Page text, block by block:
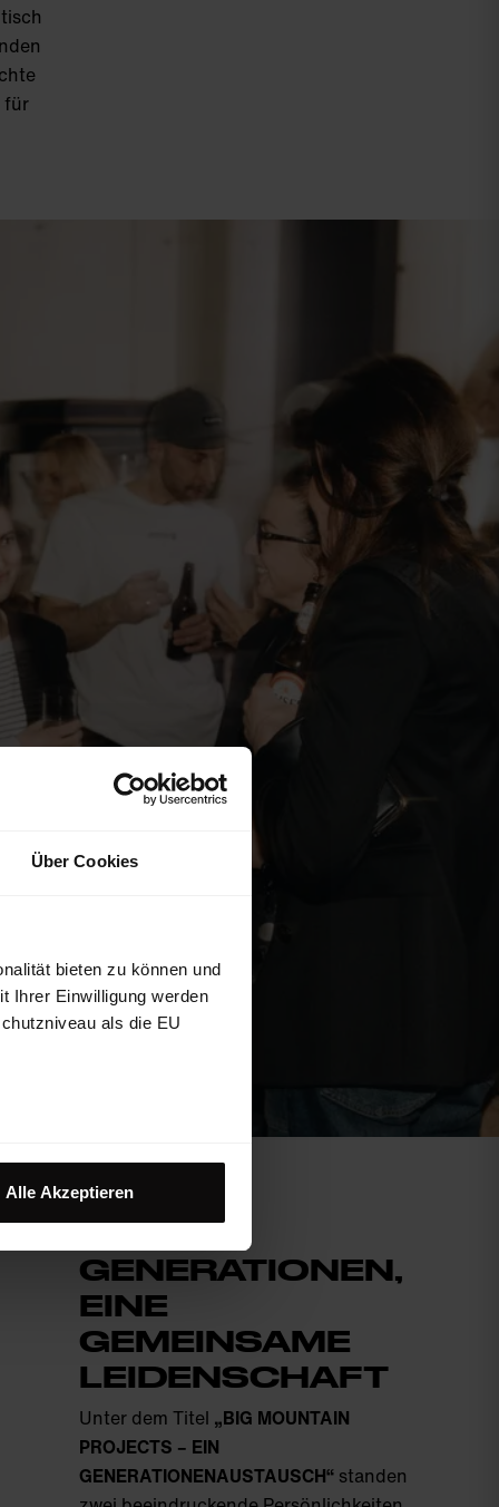
Über Cookies
bieten zu können und
Ihrer Einwilligung werden
als die EU
Alle Akzeptieren
für
ZWEI
GENERATIONEN,
EINE
GEMEINSAME
LEIDENSCHAFT
Unter dem Titel „BIG MOUNTAIN
PROJECTS – EIN
GENERATIONENAUSTAUSCH“ standen